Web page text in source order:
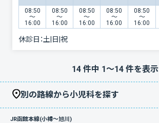
08:50
〜
16:00
08:50
〜
16:00
08:50
〜
16:00
08:50
〜
16:00
08:50
〜
16:00
休診日：土|日|祝
14件中 1〜14件を表示
別の路線から小児科を探す
JR函館本線(小樽～旭川)